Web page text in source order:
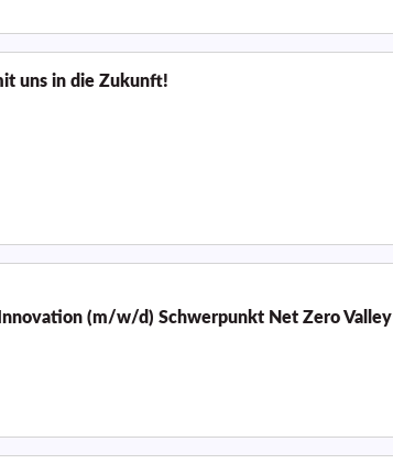
uns in die Zukunft!
(m/w/d) Schwerpunkt Net Zero Valley